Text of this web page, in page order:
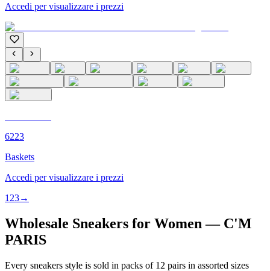
Accedi per visualizzare i prezzi
6223
Baskets
Accedi per visualizzare i prezzi
1 23→
Wholesale Sneakers for Women — C'M
PARIS
Every sneakers style is sold in packs of 12 pairs in assorted sizes